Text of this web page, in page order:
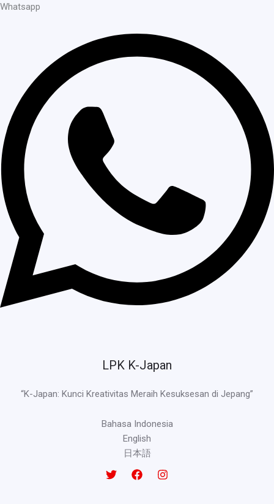
Whatsapp
LPK K-Japan
“K-Japan: Kunci Kreativitas Meraih Kesuksesan di Jepang”
Bahasa Indonesia
English
日本語